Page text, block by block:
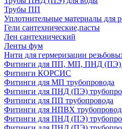
Трубы ПП
Уплотнительные материалы для
Гели сантехнические,пасты
Лен сантехнический
Ленты фум
Нити для гермеризации
Фитинги для ПП, МП, ПНД (ПЭ)
Фитинги КОРСИС
Фитинги для МП трубопровода
Фитинги для ПНД (ПЭ)
Фитинги для ПП трубопровода
Фитинги для НПВХ
Фитинги для ПНД (ПЭ)